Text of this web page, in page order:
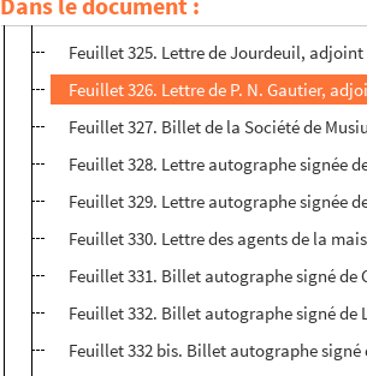
Feuillet 324. Reçu des médailles
Feuillet 325. Lettre de Jourdeuil,
Feuillet 326. Lettre de P. N. Gautier,
Feuillet 327. Billet de la Société de
Feuillet 328. Lettre autographe signée
Feuillet 329. Lettre autographe signée
Feuillet 330. Lettre des agents de la
Feuillet 331. Billet autographe signé de
Feuillet 332. Billet autographe signé
Feuillet 332 bis. Billet autographe